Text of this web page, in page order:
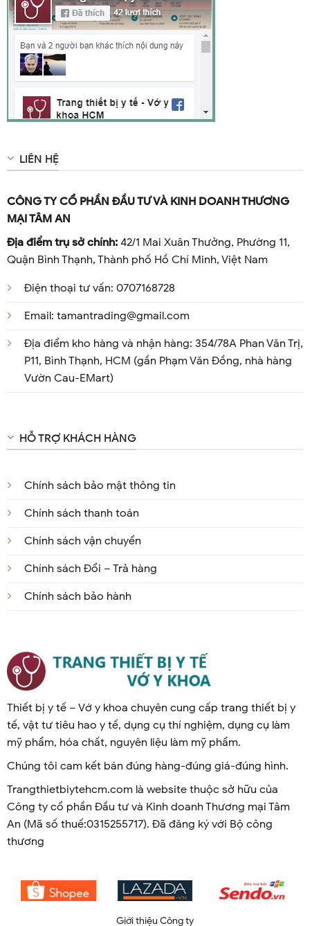
LIÊN HỆ
CÔNG TY CỔ PHẦN ĐẦU TƯ VÀ KINH DOANH THƯƠNG
MẠI TÂM AN
Địa điểm trụ sở chính:42/1 Mai Xuân Thưởng, Phường 11,
Quận Bình Thạnh, Thành phố Hồ Chí Minh, Việt Nam
Điện thoại tư vấn: 0707168728
Email: tamantrading@gmail.com
Địa điểm kho hàng và nhận hàng: 354/78A Phan Văn Trị,
P11, Bình Thạnh, HCM (gần Phạm Văn Đồng, nhà hàng
Vườn Cau-EMart)
HỖ TRỢ KHÁCH HÀNG
Chính sách bảo mật thông tin
Chính sách thanh toán
Chính sách vận chuyển
Chính sách Đổi – Trả hàng
Chính sách bảo hành
Thiết bị y tế – Vớ y khoa chuyên cung cấp trang thiết bị y
tế, vật tư tiêu hao y tế, dụng cụ thí nghiệm, dụng cụ làm
mỹ phẩm, hóa chất, nguyên liệu làm mỹ phẩm.
Chúng tôi cam kết bán đúng hàng-đúng giá-đúng hình.
Trangthietbiytehcm.com là website thuộc sở hữu của
Công ty cổ phần Đầu tư và Kinh doanh Thương mại Tâm
An (Mã số thuế:0315255717). Đã đăng ký với Bộ công
thương
Giới thiệu Công ty